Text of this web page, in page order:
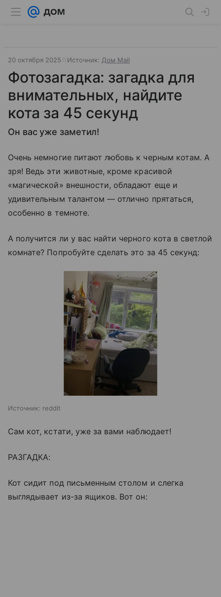
20 октября 2025 Источник: Дом Mail
Фотозагадка: загадка для
внимательных, найдите
кота за 45 секунд
Он вас уже заметил!
Очень немногие питают любовь к черным котам. А
зря! Ведь эти животные, кроме красивой
«магической» внешности, обладают еще и
удивительным талантом — отлично прятаться,
особенно в темноте.
А получится ли у вас найти черного кота в светлой
комнате? Попробуйте сделать это за 45 секунд:
Источник: reddit
Сам кот, кстати, уже за вами наблюдает!
РАЗГАДКА:
Кот сидит под письменным столом и слегка
выглядывает из-за ящиков. Вот он: